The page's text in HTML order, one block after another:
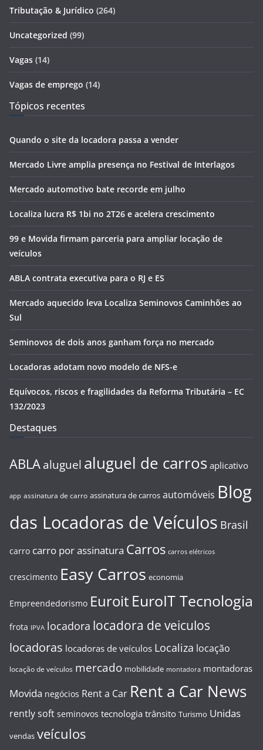
Tributação & Jurídico (264)
Uncategorized (99)
Vagas (14)
Vagas de emprego (14)
Tópicos recentes
Quando o site da locadora passa a vender
Mercado Livre amplia presença no Festival de Interlagos
Mercado automotivo bate recorde em julho
Localiza lucra R$ 1bi no 2T26 e acelera crescimento
99 e Movida firmam parceria para ampliar locação de
veículos
ABLA contrata executiva para o RJ e ES
Mercado aquecido leva Localiza Seminovos Caminhões ao
Sul
Seminovos de dois anos ganham força no mercado
Locadoras adotam novo modelo de NFS-e
Equívocos, riscos e fragilidades da Reforma Tributária – EC
132/2023
Destaques
ABLA aluguel aluguel de carros aplicativo
app assinatura de carro assinatura de carros automóveis Blog
das Locadoras de Veículos Brasil
carro carro por assinatura Carros carros elétricos
crescimento Easy Carros economia
Empreendedorismo Euroit EuroIT Tecnologia
frota IPVA locadora locadora de veiculos
locadoras locadoras de veículos Localiza locação
locação de veículos mercado mobilidade montadora montadoras
Movida negócios Rent a Car Rent a Car News
rently soft seminovos tecnologia trânsito Turismo Unidas
vendas veículos